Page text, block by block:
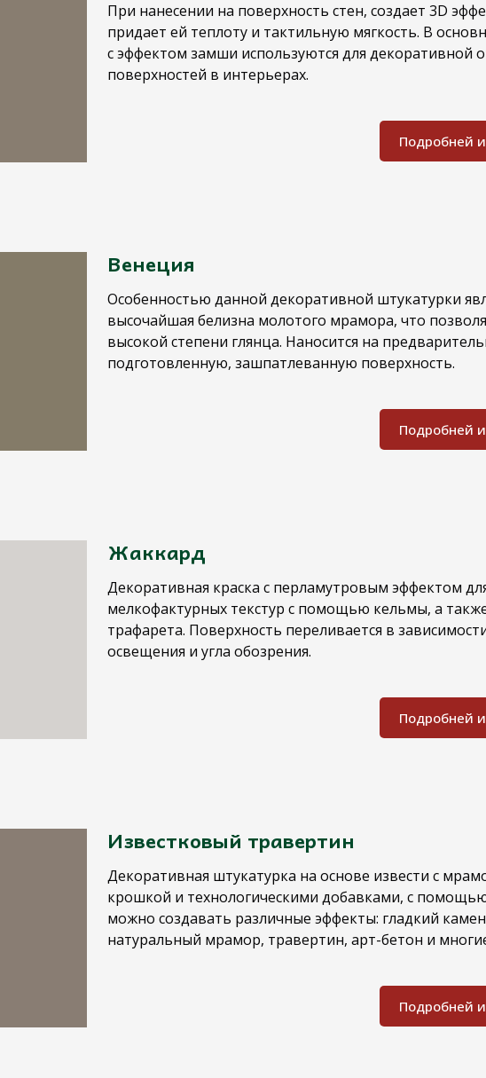
При нанесении на поверхность стен, создает 3D
придает ей теплоту и тактильную мягкость. В
с эффектом замши используются для декоративной
поверхностей в интерьерах.
Подробней
Венеция
Особенностью данной декоративной штукатурки
высочайшая белизна молотого мрамора, что
высокой степени глянца. Наносится на
подготовленную, зашпатлеванную поверхность.
Подробней
Жаккард
Декоративная краска с перламутровым эффектом
мелкофактурных текстур с помощью кельмы, а
трафарета. Поверхность переливается в
освещения и угла обозрения.
Подробней
Известковый травертин
Декоративная штукатурка на основе извести с
крошкой и технологическими добавками, с
можно создавать различные эффекты: гладкий
натуральный мрамор, травертин, арт-бетон и
Подробней